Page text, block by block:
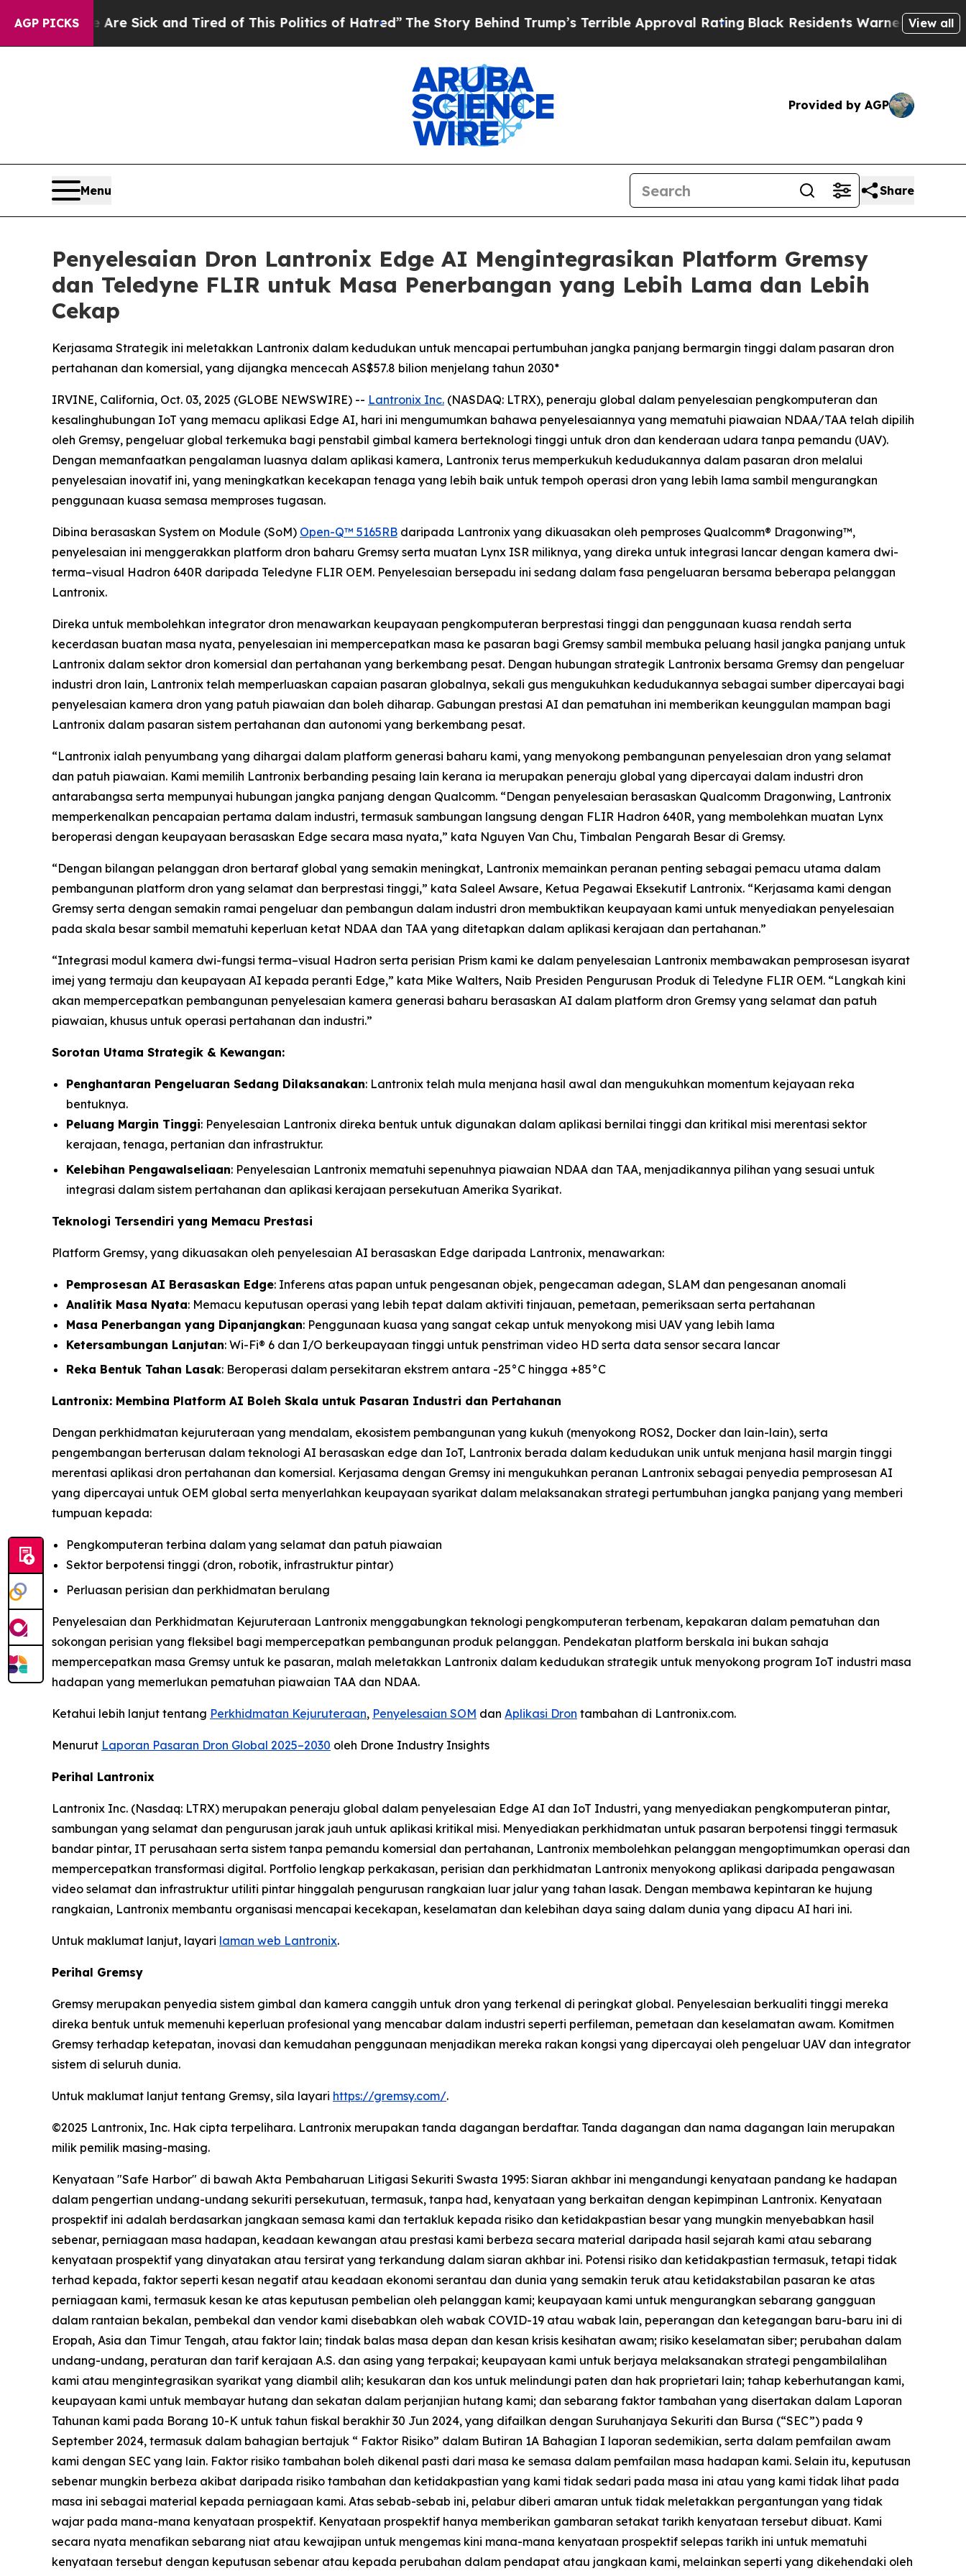
AGP PICKS
Are Sick and Tired of This Politics of Hatred”The Story Behind Trump’s Terrible Approval RatingBlack Residents Warned of Abusive Cops for
View all
Provided by AGP
Menu Share
Penyelesaian Dron Lantronix Edge AI Mengintegrasikan Platform Gremsy
dan Teledyne FLIR untuk Masa Penerbangan yang Lebih Lama dan Lebih
Cekap
Kerjasama Strategik ini meletakkan Lantronix dalam kedudukan untuk mencapai pertumbuhan jangka panjang bermargin tinggi dalam pasaran dron
pertahanan dan komersial, yang dijangka mencecah AS$57.8 bilion menjelang tahun 2030*
IRVINE, California, Oct. 03, 2025 (GLOBE NEWSWIRE) -- Lantronix Inc. (NASDAQ: LTRX), peneraju global dalam penyelesaian pengkomputeran dan
kesalinghubungan IoT yang memacu aplikasi Edge AI, hari ini mengumumkan bahawa penyelesaiannya yang mematuhi piawaian NDAA/TAA telah dipilih
oleh Gremsy, pengeluar global terkemuka bagi penstabil gimbal kamera berteknologi tinggi untuk dron dan kenderaan udara tanpa pemandu (UAV).
Dengan memanfaatkan pengalaman luasnya dalam aplikasi kamera, Lantronix terus memperkukuh kedudukannya dalam pasaran dron melalui
penyelesaian inovatif ini, yang meningkatkan kecekapan tenaga yang lebih baik untuk tempoh operasi dron yang lebih lama sambil mengurangkan
penggunaan kuasa semasa memproses tugasan.
Dibina berasaskan System on Module (SoM) Open-Q™ 5165RB daripada Lantronix yang dikuasakan oleh pemproses Qualcomm® Dragonwing™,
penyelesaian ini menggerakkan platform dron baharu Gremsy serta muatan Lynx ISR miliknya, yang direka untuk integrasi lancar dengan kamera dwi-
terma–visual Hadron 640R daripada Teledyne FLIR OEM. Penyelesaian bersepadu ini sedang dalam fasa pengeluaran bersama beberapa pelanggan
Lantronix.
Direka untuk membolehkan integrator dron menawarkan keupayaan pengkomputeran berprestasi tinggi dan penggunaan kuasa rendah serta
kecerdasan buatan masa nyata, penyelesaian ini mempercepatkan masa ke pasaran bagi Gremsy sambil membuka peluang hasil jangka panjang untuk
Lantronix dalam sektor dron komersial dan pertahanan yang berkembang pesat. Dengan hubungan strategik Lantronix bersama Gremsy dan pengeluar
industri dron lain, Lantronix telah memperluaskan capaian pasaran globalnya, sekali gus mengukuhkan kedudukannya sebagai sumber dipercayai bagi
penyelesaian kamera dron yang patuh piawaian dan boleh diharap. Gabungan prestasi AI dan pematuhan ini memberikan keunggulan mampan bagi
Lantronix dalam pasaran sistem pertahanan dan autonomi yang berkembang pesat.
“Lantronix ialah penyumbang yang dihargai dalam platform generasi baharu kami, yang menyokong pembangunan penyelesaian dron yang selamat
dan patuh piawaian. Kami memilih Lantronix berbanding pesaing lain kerana ia merupakan peneraju global yang dipercayai dalam industri dron
antarabangsa serta mempunyai hubungan jangka panjang dengan Qualcomm. “Dengan penyelesaian berasaskan Qualcomm Dragonwing, Lantronix
memperkenalkan pencapaian pertama dalam industri, termasuk sambungan langsung dengan FLIR Hadron 640R, yang membolehkan muatan Lynx
beroperasi dengan keupayaan berasaskan Edge secara masa nyata,” kata Nguyen Van Chu, Timbalan Pengarah Besar di Gremsy.
“Dengan bilangan pelanggan dron bertaraf global yang semakin meningkat, Lantronix memainkan peranan penting sebagai pemacu utama dalam
pembangunan platform dron yang selamat dan berprestasi tinggi,” kata Saleel Awsare, Ketua Pegawai Eksekutif Lantronix. “Kerjasama kami dengan
Gremsy serta dengan semakin ramai pengeluar dan pembangun dalam industri dron membuktikan keupayaan kami untuk menyediakan penyelesaian
pada skala besar sambil mematuhi keperluan ketat NDAA dan TAA yang ditetapkan dalam aplikasi kerajaan dan pertahanan.”
“Integrasi modul kamera dwi-fungsi terma–visual Hadron serta perisian Prism kami ke dalam penyelesaian Lantronix membawakan pemprosesan isyarat
imej yang termaju dan keupayaan AI kepada peranti Edge,” kata Mike Walters, Naib Presiden Pengurusan Produk di Teledyne FLIR OEM. “Langkah kini
akan mempercepatkan pembangunan penyelesaian kamera generasi baharu berasaskan AI dalam platform dron Gremsy yang selamat dan patuh
piawaian, khusus untuk operasi pertahanan dan industri.”
Sorotan Utama Strategik & Kewangan:
Penghantaran Pengeluaran Sedang Dilaksanakan: Lantronix telah mula menjana hasil awal dan mengukuhkan momentum kejayaan reka
bentuknya.
Peluang Margin Tinggi: Penyelesaian Lantronix direka bentuk untuk digunakan dalam aplikasi bernilai tinggi dan kritikal misi merentasi sektor
kerajaan, tenaga, pertanian dan infrastruktur.
Kelebihan Pengawalseliaan: Penyelesaian Lantronix mematuhi sepenuhnya piawaian NDAA dan TAA, menjadikannya pilihan yang sesuai untuk
integrasi dalam sistem pertahanan dan aplikasi kerajaan persekutuan Amerika Syarikat.
Teknologi Tersendiri yang Memacu Prestasi
Platform Gremsy, yang dikuasakan oleh penyelesaian AI berasaskan Edge daripada Lantronix, menawarkan:
Pemprosesan AI Berasaskan Edge: Inferens atas papan untuk pengesanan objek, pengecaman adegan, SLAM dan pengesanan anomali
Analitik Masa Nyata: Memacu keputusan operasi yang lebih tepat dalam aktiviti tinjauan, pemetaan, pemeriksaan serta pertahanan
Masa Penerbangan yang Dipanjangkan: Penggunaan kuasa yang sangat cekap untuk menyokong misi UAV yang lebih lama
Ketersambungan Lanjutan: Wi-Fi® 6 dan I/O berkeupayaan tinggi untuk penstriman video HD serta data sensor secara lancar
Reka Bentuk Tahan Lasak: Beroperasi dalam persekitaran ekstrem antara -25°C hingga +85°C
Lantronix: Membina Platform AI Boleh Skala untuk Pasaran Industri dan Pertahanan
Dengan perkhidmatan kejuruteraan yang mendalam, ekosistem pembangunan yang kukuh (menyokong ROS2, Docker dan lain-lain), serta
pengembangan berterusan dalam teknologi AI berasaskan edge dan IoT, Lantronix berada dalam kedudukan unik untuk menjana hasil margin tinggi
merentasi aplikasi dron pertahanan dan komersial. Kerjasama dengan Gremsy ini mengukuhkan peranan Lantronix sebagai penyedia pemprosesan AI
yang dipercayai untuk OEM global serta menyerlahkan keupayaan syarikat dalam melaksanakan strategi pertumbuhan jangka panjang yang memberi
tumpuan kepada:
Pengkomputeran terbina dalam yang selamat dan patuh piawaian
Sektor berpotensi tinggi (dron, robotik, infrastruktur pintar)
Perluasan perisian dan perkhidmatan berulang
Penyelesaian dan Perkhidmatan Kejuruteraan Lantronix menggabungkan teknologi pengkomputeran terbenam, kepakaran dalam pematuhan dan
sokongan perisian yang fleksibel bagi mempercepatkan pembangunan produk pelanggan. Pendekatan platform berskala ini bukan sahaja
mempercepatkan masa Gremsy untuk ke pasaran, malah meletakkan Lantronix dalam kedudukan strategik untuk menyokong program IoT industri masa
hadapan yang memerlukan pematuhan piawaian TAA dan NDAA.
Ketahui lebih lanjut tentang Perkhidmatan Kejuruteraan, Penyelesaian SOM dan Aplikasi Dron tambahan di Lantronix.com.
Menurut Laporan Pasaran Dron Global 2025–2030 oleh Drone Industry Insights
Perihal Lantronix
Lantronix Inc. (Nasdaq: LTRX) merupakan peneraju global dalam penyelesaian Edge AI dan IoT Industri, yang menyediakan pengkomputeran pintar,
sambungan yang selamat dan pengurusan jarak jauh untuk aplikasi kritikal misi. Menyediakan perkhidmatan untuk pasaran berpotensi tinggi termasuk
bandar pintar, IT perusahaan serta sistem tanpa pemandu komersial dan pertahanan, Lantronix membolehkan pelanggan mengoptimumkan operasi dan
mempercepatkan transformasi digital. Portfolio lengkap perkakasan, perisian dan perkhidmatan Lantronix menyokong aplikasi daripada pengawasan
video selamat dan infrastruktur utiliti pintar hinggalah pengurusan rangkaian luar jalur yang tahan lasak. Dengan membawa kepintaran ke hujung
rangkaian, Lantronix membantu organisasi mencapai kecekapan, keselamatan dan kelebihan daya saing dalam dunia yang dipacu AI hari ini.
Untuk maklumat lanjut, layari laman web Lantronix.
Perihal Gremsy
Gremsy merupakan penyedia sistem gimbal dan kamera canggih untuk dron yang terkenal di peringkat global. Penyelesaian berkualiti tinggi mereka
direka bentuk untuk memenuhi keperluan profesional yang mencabar dalam industri seperti perfileman, pemetaan dan keselamatan awam. Komitmen
Gremsy terhadap ketepatan, inovasi dan kemudahan penggunaan menjadikan mereka rakan kongsi yang dipercayai oleh pengeluar UAV dan integrator
sistem di seluruh dunia.
Untuk maklumat lanjut tentang Gremsy, sila layari https://gremsy.com/.
©2025 Lantronix, Inc. Hak cipta terpelihara. Lantronix merupakan tanda dagangan berdaftar. Tanda dagangan dan nama dagangan lain merupakan
milik pemilik masing-masing.
Kenyataan "Safe Harbor" di bawah Akta Pembaharuan Litigasi Sekuriti Swasta 1995: Siaran akhbar ini mengandungi kenyataan pandang ke hadapan
dalam pengertian undang-undang sekuriti persekutuan, termasuk, tanpa had, kenyataan yang berkaitan dengan kepimpinan Lantronix. Kenyataan
prospektif ini adalah berdasarkan jangkaan semasa kami dan tertakluk kepada risiko dan ketidakpastian besar yang mungkin menyebabkan hasil
sebenar, perniagaan masa hadapan, keadaan kewangan atau prestasi kami berbeza secara material daripada hasil sejarah kami atau sebarang
kenyataan prospektif yang dinyatakan atau tersirat yang terkandung dalam siaran akhbar ini. Potensi risiko dan ketidakpastian termasuk, tetapi tidak
terhad kepada, faktor seperti kesan negatif atau keadaan ekonomi serantau dan dunia yang semakin teruk atau ketidakstabilan pasaran ke atas
perniagaan kami, termasuk kesan ke atas keputusan pembelian oleh pelanggan kami; keupayaan kami untuk mengurangkan sebarang gangguan
dalam rantaian bekalan, pembekal dan vendor kami disebabkan oleh wabak COVID-19 atau wabak lain, peperangan dan ketegangan baru-baru ini di
Eropah, Asia dan Timur Tengah, atau faktor lain; tindak balas masa depan dan kesan krisis kesihatan awam; risiko keselamatan siber; perubahan dalam
undang-undang, peraturan dan tarif kerajaan A.S. dan asing yang terpakai; keupayaan kami untuk berjaya melaksanakan strategi pengambilalihan
kami atau mengintegrasikan syarikat yang diambil alih; kesukaran dan kos untuk melindungi paten dan hak proprietari lain; tahap keberhutangan kami,
keupayaan kami untuk membayar hutang dan sekatan dalam perjanjian hutang kami; dan sebarang faktor tambahan yang disertakan dalam Laporan
Tahunan kami pada Borang 10-K untuk tahun fiskal berakhir 30 Jun 2024, yang difailkan dengan Suruhanjaya Sekuriti dan Bursa (“SEC”) pada 9
September 2024, termasuk dalam bahagian bertajuk “ Faktor Risiko” dalam Butiran 1A Bahagian I laporan sedemikian, serta dalam pemfailan awam
kami dengan SEC yang lain. Faktor risiko tambahan boleh dikenal pasti dari masa ke semasa dalam pemfailan masa hadapan kami. Selain itu, keputusan
sebenar mungkin berbeza akibat daripada risiko tambahan dan ketidakpastian yang kami tidak sedari pada masa ini atau yang kami tidak lihat pada
masa ini sebagai material kepada perniagaan kami. Atas sebab-sebab ini, pelabur diberi amaran untuk tidak meletakkan pergantungan yang tidak
wajar pada mana-mana kenyataan prospektif. Kenyataan prospektif hanya memberikan gambaran setakat tarikh kenyataan tersebut dibuat. Kami
secara nyata menafikan sebarang niat atau kewajipan untuk mengemas kini mana-mana kenyataan prospektif selepas tarikh ini untuk mematuhi
kenyataan tersebut dengan keputusan sebenar atau kepada perubahan dalam pendapat atau jangkaan kami, melainkan seperti yang dikehendaki oleh